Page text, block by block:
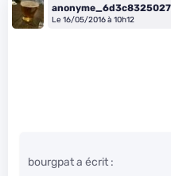
Le 16/05/2016 à 10h12
bourgpat a écrit :